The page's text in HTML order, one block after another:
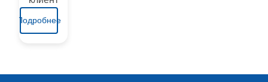
Подробнее